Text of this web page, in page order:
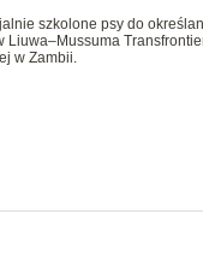
szkolone psy do
Liuwa–Mussuma
w Zambii.